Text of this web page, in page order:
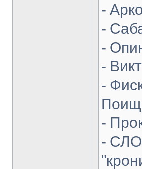
-
-
-
-
-
-
-